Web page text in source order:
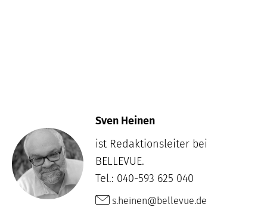
Sven Heinen
ist Redaktionsleiter bei
BELLEVUE.
Tel.: 040-593 625 040
s.heinen@bellevue.de